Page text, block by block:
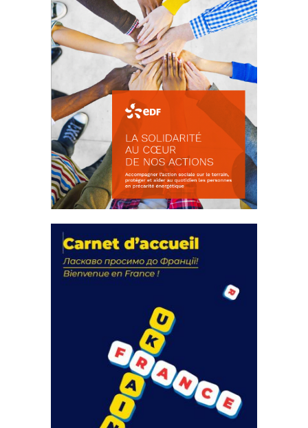
FEUILLETER
actions
18 septembre 2023
105267 Total 0 Votes 0 0 Aidez-nous à